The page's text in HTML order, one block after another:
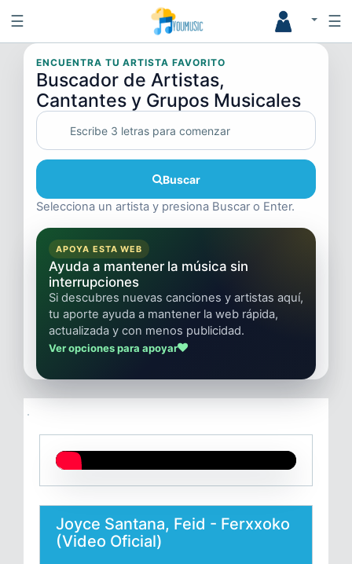
☰ ☰
ENCUENTRA TU ARTISTA FAVORITO
Buscador de Artistas,
Cantantes y Grupos Musicales
Buscar
Selecciona un artista y presiona Buscar o Enter.
APOYA ESTA WEB
Ayuda a mantener la música sin
interrupciones
Si descubres nuevas canciones y artistas aquí,
tu aporte ayuda a mantener la web rápida,
actualizada y con menos publicidad.
Ver opciones para apoyar
Joyce Santana, Feid - Ferxxoko
(Video Oficial)